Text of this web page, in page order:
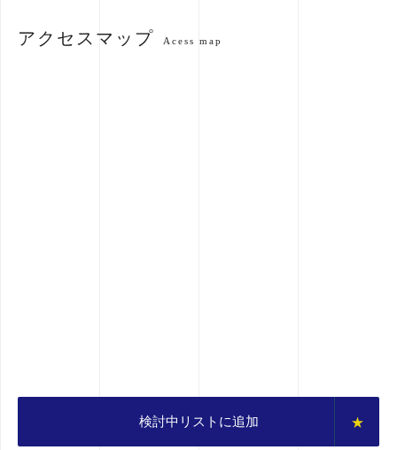
アクセスマップ Acess map
検討中リストに追加